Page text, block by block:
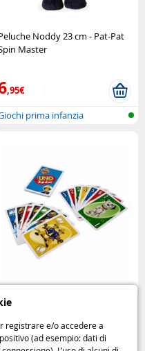
registrare e/o accedere a
(ad esempio: dati di
Noddy 23 cm - Pat-Pat
Master
,95€
prima infanzia
1er UNO – Sam il Pompiere